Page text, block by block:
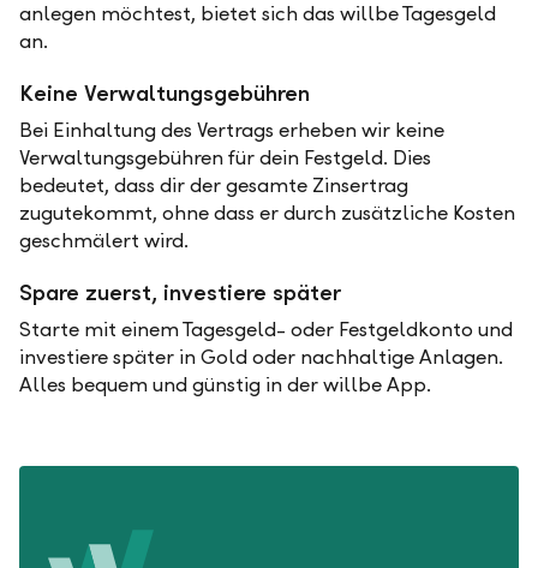
anlegen möchtest, bietet sich das willbe Tagesgeld
an.
Keine Verwaltungsgebühren
Bei Einhaltung des Vertrags erheben wir keine
Verwaltungsgebühren für dein Festgeld. Dies
bedeutet, dass dir der gesamte Zinsertrag
zugutekommt, ohne dass er durch zusätzliche Kosten
geschmälert wird.
Spare zuerst, investiere später
Starte mit einem Tagesgeld- oder Festgeldkonto und
investiere später in Gold oder nachhaltige Anlagen.
Alles bequem und günstig in der willbe App.